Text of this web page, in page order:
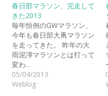
春日部マラソン、完走して
きた2013
毎年恒例のGWマラソン、
今年も春日部大凧マラソン
を走ってきた。 昨年の大
雨泥濘マラソンとは打って
変わ…
05/04/2013
Weblog